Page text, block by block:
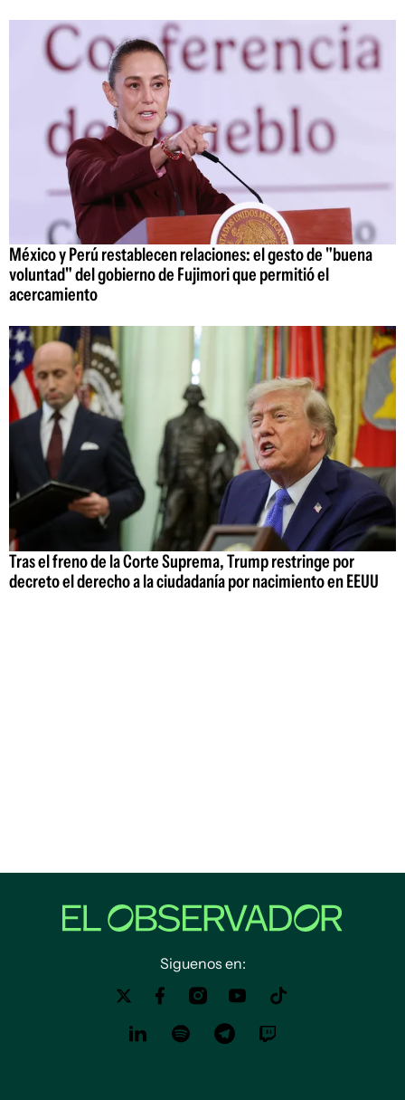
México y Perú restablecen relaciones: el gesto de "buena
voluntad" del gobierno de Fujimori que permitió el
acercamiento
Tras el freno de la Corte Suprema, Trump restringe por
decreto el derecho a la ciudadanía por nacimiento en EEUU
Siguenos en: